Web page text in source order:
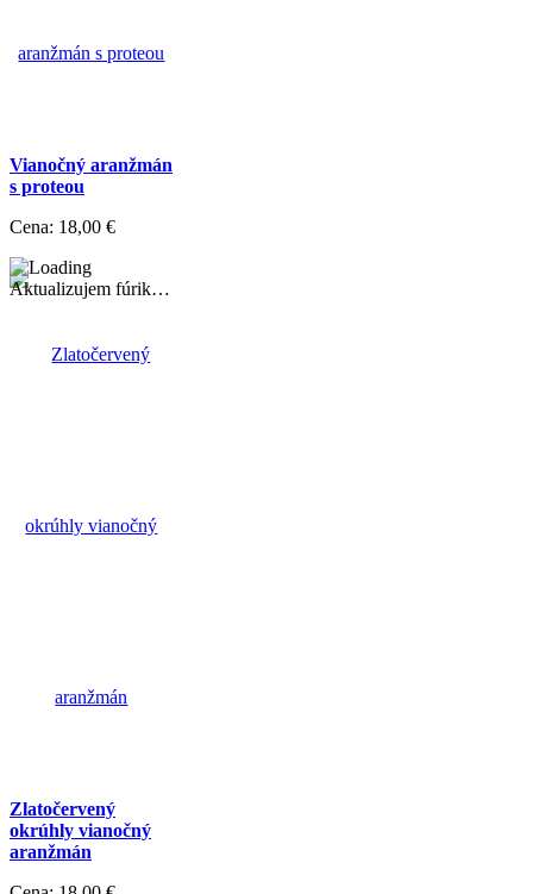
Vianočný aranžmán
s proteou
Cena: 18,00 €
Aktualizujem fúrik…
Zlatočervený
okrúhly vianočný
aranžmán